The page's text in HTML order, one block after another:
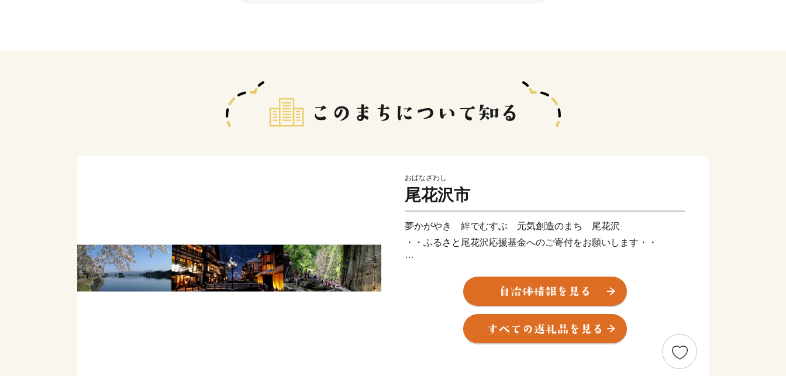
おばなざわし
尾花沢市
夢かがやき 絆でむすぶ 元気創造のまち 尾花沢
・・ふるさと尾花沢応援基金へのご寄付をお願いします・・
山形県尾花沢市は、日本三雪に数えられる全国でも有数の豪雪地
帯です。また、特産の「尾花沢すいか」は、夏スイカとしては日本
一の生産量を誇ります。市の中心に位置し、大正年間に灌漑用水湖
として築堤された徳良湖は、日本を代表する民謡「花笠音頭」の発
祥地となっています。